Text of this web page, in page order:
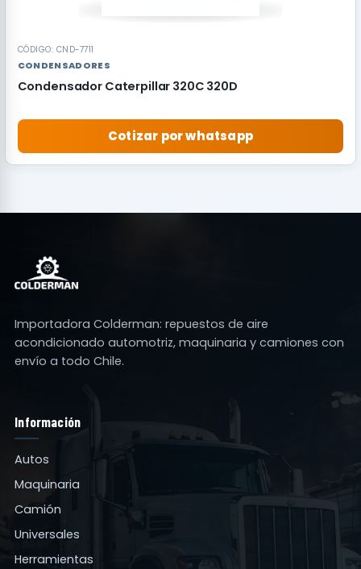
CÓDIGO: CND-7711
CONDENSADORES
Condensador Caterpillar 320C 320D
Cotizar por whatsapp
Importadora Colderman: repuestos de aire
acondicionado automotriz, maquinaria y camiones con
envío a todo Chile.
Información
Autos
Maquinaria
Camión
Universales
Herramientas